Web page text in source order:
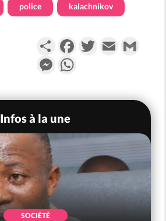
police kalachnikov
PartagerFacebookTwitterEmail
Messenger
Infos à la une
SOCIÉTÉ